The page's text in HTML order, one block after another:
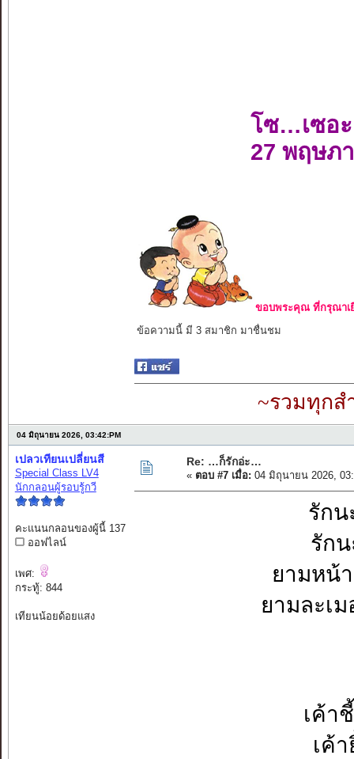
โซ…เซอะ
27 พฤษภ
ขอบพระคุณ ที่กรุณาเ
ข้อความนี้ มี 3 สมาชิก มาชื่นชม
~รวมทุกส
04 มิถุนายน 2026, 03:42:PM
เปลวเทียนเปลี่ยนสี
Special Class LV4
นักกลอนผู้รอบรู้กวี
คะแนนกลอนของผู้นี้ 137
ออฟไลน์
เพศ:
กระทู้: 844
เทียนน้อยด้อยแสง
Re: …ก็รักอ่ะ…
« ตอบ #7 เมื่อ: 04 มิถุนายน 2026,
รักน
รักน
ยามหน้
ยามละเ
เค้า
เค้